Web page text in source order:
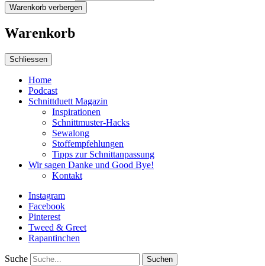
Warenkorb verbergen
Warenkorb
Schliessen
Home
Podcast
Schnittduett Magazin
Inspirationen
Schnittmuster-Hacks
Sewalong
Stoffempfehlungen
Tipps zur Schnittanpassung
Wir sagen Danke und Good Bye!
Kontakt
Instagram
Facebook
Pinterest
Tweed & Greet
Rapantinchen
Suche